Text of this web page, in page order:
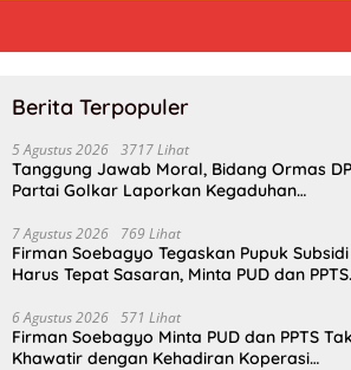
Berita Terpopuler
5 Agustus 2026 3717 Lihat
Tanggung Jawab Moral, Bidang Ormas
Partai Golkar Laporkan Kegaduhan
7 Agustus 2026 769 Lihat
Firman Soebagyo Tegaskan Pupuk Subsidi
Harus Tepat Sasaran, Minta PUD dan PPTS
6 Agustus 2026 571 Lihat
Firman Soebagyo Minta PUD dan PPTS
Khawatir dengan Kehadiran Koperasi